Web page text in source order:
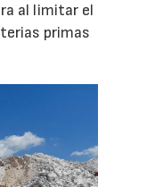
al limitar el
primas